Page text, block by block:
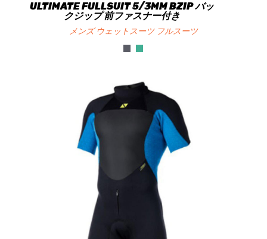
ULTIMATE FULLSUIT 5/3MM BZIP バッ
クジップ 前ファスナー付き
メンズ ウェットスーツ フルスーツ